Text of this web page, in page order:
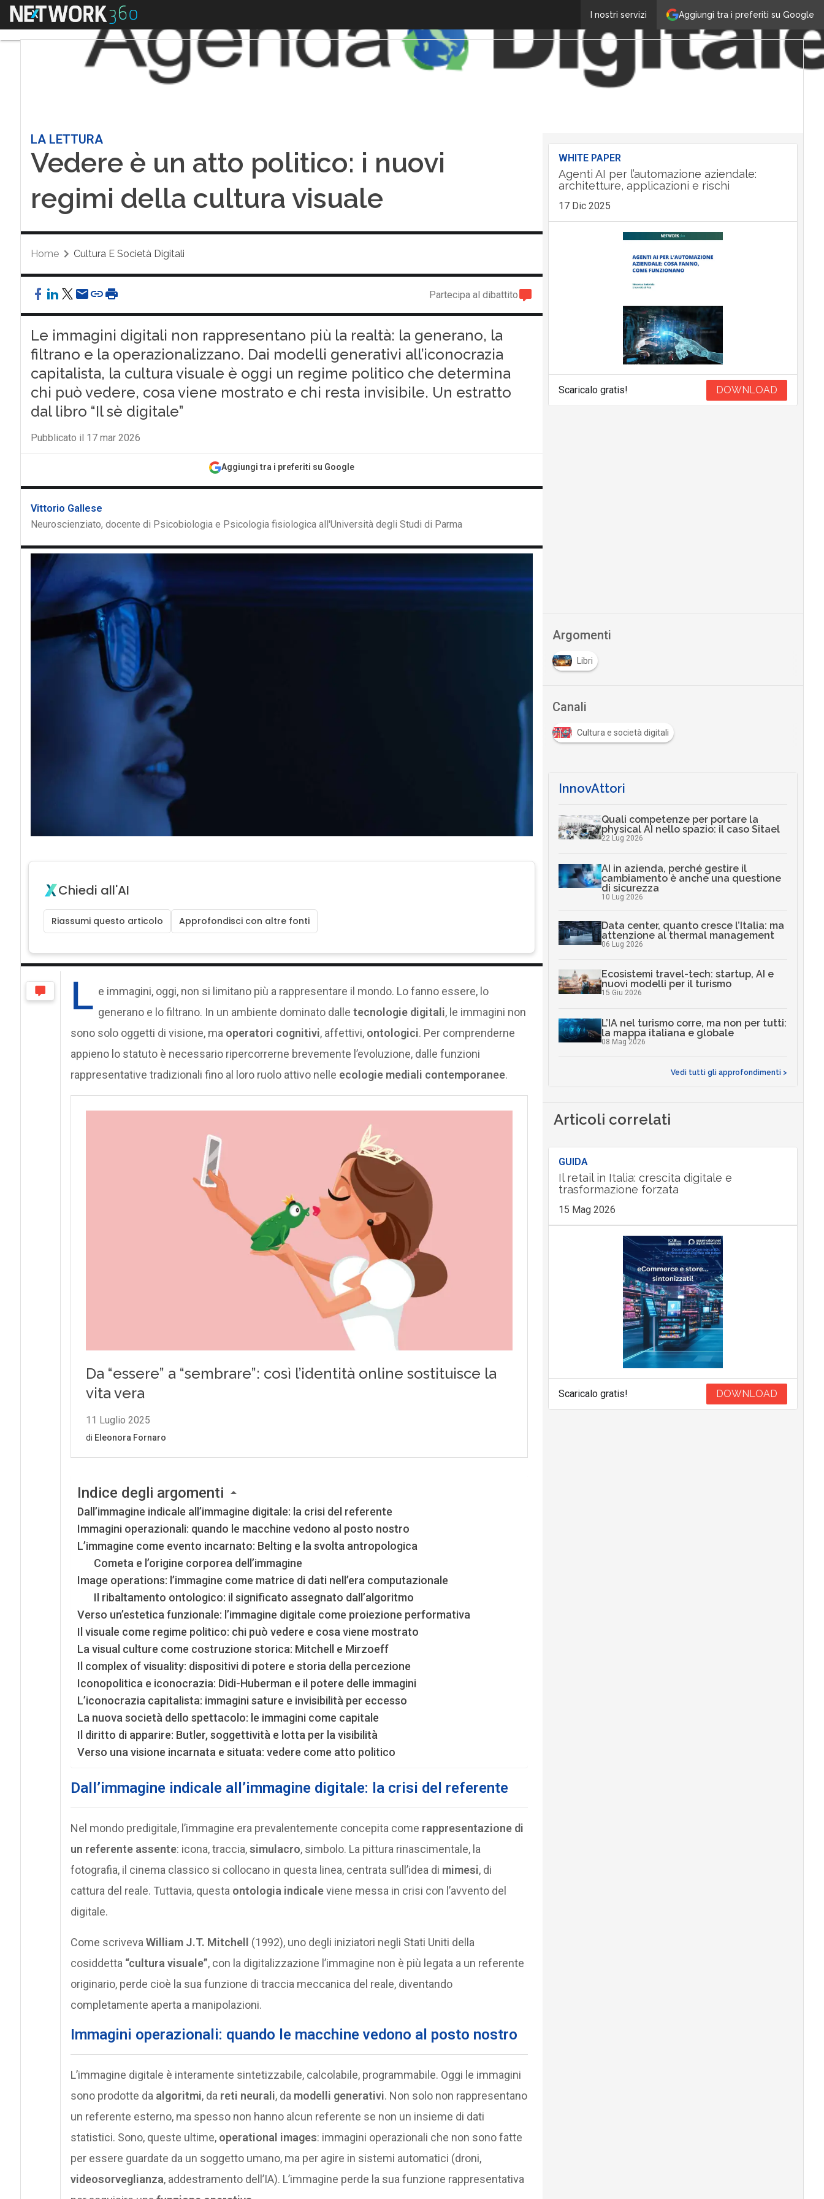
Aggiungi tra i preferiti su Google
I nostri servizi
Menu
LA LETTURA
Vedere è un atto politico: i nuovi
regimi della cultura visuale
Home Cultura E Società Digitali
Partecipa al dibattito
Le immagini digitali non rappresentano più la realtà: la generano, la
filtrano e la operazionalizzano. Dai modelli generativi all’iconocrazia
capitalista, la cultura visuale è oggi un regime politico che determina
chi può vedere, cosa viene mostrato e chi resta invisibile. Un estratto
dal libro “Il sè digitale”
Pubblicato il 17 mar 2026
Aggiungi tra i preferiti su Google
Vittorio Gallese
Neuroscienziato, docente di Psicobiologia e Psicologia fisiologica all'Università degli Studi di Parma
Chiedi all'AI
Riassumi questo articolo Approfondisci con altre fonti
L e immagini, oggi, non si limitano più a rappresentare il mondo. Lo fanno essere, lo
generano e lo filtrano. In un ambiente dominato dalle tecnologie digitali, le immagini non
sono solo oggetti di visione, ma operatori cognitivi, affettivi, ontologici. Per comprenderne
appieno lo statuto è necessario ripercorrerne brevemente l’evoluzione, dalle funzioni
rappresentative tradizionali fino al loro ruolo attivo nelle ecologie mediali contemporanee.
Indice degli argomenti
Dall’immagine indicale all’immagine digitale: la crisi del referente
Immagini operazionali: quando le macchine vedono al posto nostro
L’immagine come evento incarnato: Belting e la svolta antropologica
Cometa e l’origine corporea dell’immagine
Image operations: l’immagine come matrice di dati nell’era computazionale
Il ribaltamento ontologico: il significato assegnato dall’algoritmo
Verso un’estetica funzionale: l’immagine digitale come proiezione performativa
Il visuale come regime politico: chi può vedere e cosa viene mostrato
La visual culture come costruzione storica: Mitchell e Mirzoeff
Il complex of visuality: dispositivi di potere e storia della percezione
Iconopolitica e iconocrazia: Didi-Huberman e il potere delle immagini
L’iconocrazia capitalista: immagini sature e invisibilità per eccesso
La nuova società dello spettacolo: le immagini come capitale
Il diritto di apparire: Butler, soggettività e lotta per la visibilità
Verso una visione incarnata e situata: vedere come atto politico
Dall’immagine indicale all’immagine digitale: la crisi del referente
Nel mondo predigitale, l’immagine era prevalentemente concepita come rappresentazione di
un referente assente: icona, traccia,simulacro, simbolo. La pittura rinascimentale, la
fotografia, il cinema classico si collocano in questa linea, centrata sull’idea di mimesi, di
cattura del reale. Tuttavia, questa ontologia indicaleviene messa in crisi con l’avvento del
digitale.
Come scriveva William J.T. Mitchell (1992), uno degli iniziatori negli Stati Uniti della
cosiddetta “cultura visuale”, con la digitalizzazione l’immagine non è più legata a un referente
originario, perde cioè la sua funzione di traccia meccanica del reale, diventando
completamente aperta a manipolazioni.
Immagini operazionali: quando le macchine vedono al posto nostro
L’immagine digitale è interamente sintetizzabile, calcolabile, programmabile. Oggi le immagini
sono prodotte da algoritmi, da reti neurali, da modelli generativi. Non solo non rappresentano
un referente esterno, ma spesso non hanno alcun referente se non un insieme di dati
statistici. Sono, queste ultime, operational images: immagini operazionali che non sono fatte
per essere guardate da un soggetto umano, ma per agire in sistemi automatici (droni,
videosorveglianza, addestramento dell’IA). L’immagine perde la sua funzione rappresentativa
WHITE PAPER
Agenti AI per l’automazione aziendale:
architetture, applicazioni e rischi
17 Dic 2025
Scaricalo gratis! DOWNLOAD
Argomenti
Libri
Canali
Cultura e società digitali
InnovAttori
Quali competenze per portare la
physical AI nello spazio: il caso Sitael
22 Lug 2026
AI in azienda, perché gestire il
cambiamento è anche una questione
di sicurezza
10 Lug 2026
Data center, quanto cresce l’Italia: ma
attenzione al thermal management
06 Lug 2026
Ecosistemi travel-tech: startup, AI e
nuovi modelli per il turismo
15 Giu 2026
L’IA nel turismo corre, ma non per tutti:
la mappa italiana e globale
08 Mag 2026
Vedi tutti gli approfondimenti >
Articoli correlati
GUIDA
Il retail in Italia: crescita digitale e
trasformazione forzata
15 Mag 2026
Scaricalo gratis! DOWNLOAD